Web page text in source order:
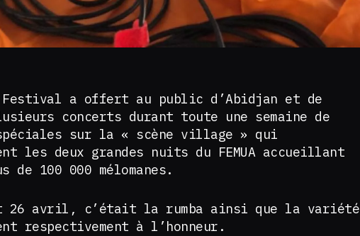
Festival a offert au public d’Abidjan et de
concerts durant toute une semaine de
sur la « scène village » qui
les deux grandes nuits du FEMUA accueillant
de 100 000 mélomanes.
26 avril, c’était la rumba ainsi que la variété
respectivement à l’honneur.